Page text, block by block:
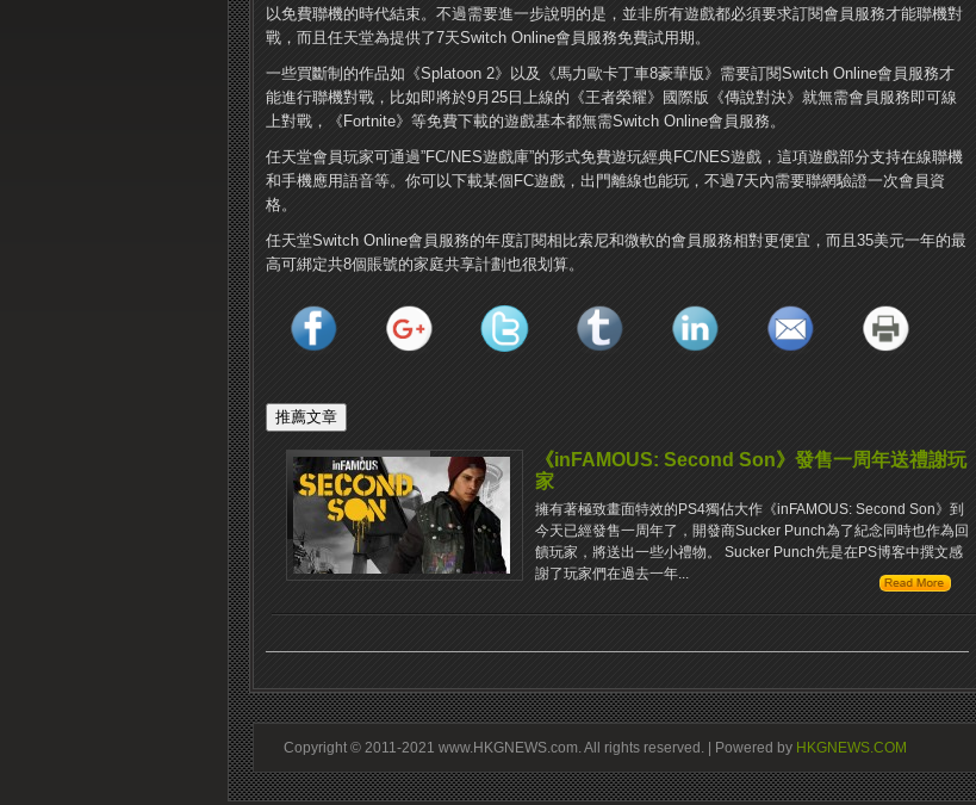
以免費聯機的時代結束。不過需要進一步說明的是，並非所有遊戲都必須要求訂閱會員服務才能聯機對
戰，而且任天堂為提供了7天Switch Online會員服務免費試用期。
一些買斷制的作品如《Splatoon 2》以及《馬力歐卡丁車8豪華版》需要訂閱Switch Online會員服務才
能進行聯機對戰，比如即將於9月25日上線的《王者榮耀》國際版《傳說對決》就無需會員服務即可線
上對戰，《Fortnite》等免費下載的遊戲基本都無需Switch Online會員服務。
任天堂會員玩家可通過”FC/NES遊戲庫”的形式免費遊玩經典FC/NES遊戲，這項遊戲部分支持在線聯機
和手機應用語音等。你可以下載某個FC遊戲，出門離線也能玩，不過7天內需要聯網驗證一次會員資
格。
任天堂Switch Online會員服務的年度訂閱相比索尼和微軟的會員服務相對更便宜，而且35美元一年的最
高可綁定共8個賬號的家庭共享計劃也很划算。
《inFAMOUS: Second Son》發售一周年送禮謝玩
家
擁有著極致畫面特效的PS4獨佔大作《inFAMOUS: Second Son》到
今天已經發售一周年了，開發商Sucker Punch為了紀念同時也作為回
饋玩家，將送出一些小禮物。 Sucker Punch先是在PS博客中撰文感
謝了玩家們在過去一年...
Copyright © 2011-2021 www.HKGNEWS.com. All rights reserved. | Powered by HKGNEWS.COM